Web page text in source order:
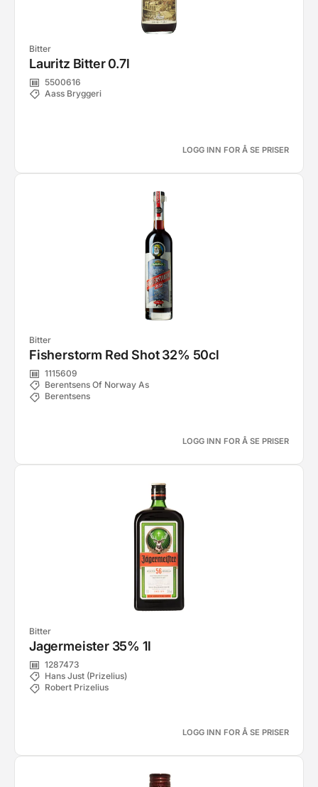
Bitter
Lauritz Bitter 0.7l
5500616
Aass Bryggeri
LOGG INN FOR Å SE PRISER
Bitter
Fisherstorm Red Shot 32% 50cl
1115609
Berentsens Of Norway As
Berentsens
LOGG INN FOR Å SE PRISER
Bitter
Jagermeister 35% 1l
1287473
Hans Just (Prizelius)
Robert Prizelius
LOGG INN FOR Å SE PRISER